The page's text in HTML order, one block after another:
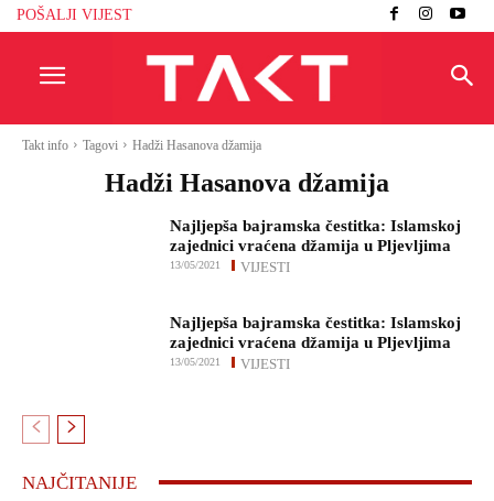
POŠALJI VIJEST
Takt info Tagovi Hadži Hasanova džamija
Hadži Hasanova džamija
Najljepša bajramska čestitka: Islamskoj
zajednici vraćena džamija u Pljevljima
VIJESTI
13/05/2021
Najljepša bajramska čestitka: Islamskoj
zajednici vraćena džamija u Pljevljima
VIJESTI
13/05/2021
NAJČITANIJE